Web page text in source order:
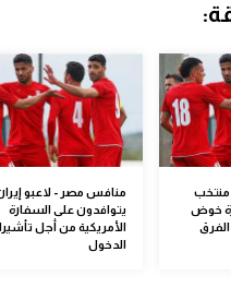
خوض
الفرق
منافس مصر - لاعبو
يتوافدون على السفارة
الأمريكية من أجل
الدخول